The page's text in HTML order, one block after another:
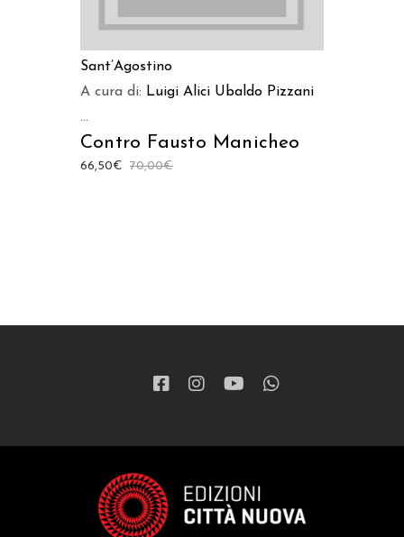
Sant’Agostino
A cura di: Luigi Alici Ubaldo Pizzani
...
Contro Fausto Manicheo
70,00€
66,50€